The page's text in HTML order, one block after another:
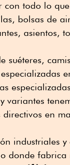
con todo lo
bolsas de
asientos,
suéteres,
variantes
en
industriales
donde